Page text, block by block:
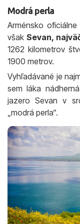
Modrá perla
Arménsko
však Sevan,
1262 kilometrov
1900 metrov.
Vyhľadávané je
sem láka
jazero Sevan v
„modrá perla“.